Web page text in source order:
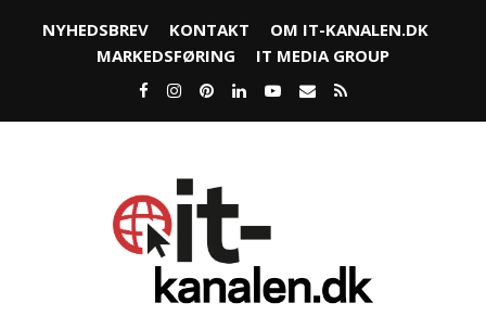
NYHEDSBREV KONTAKT
OM IT-KANALEN.DK
MARKEDSFØRING
IT MEDIA GROUP